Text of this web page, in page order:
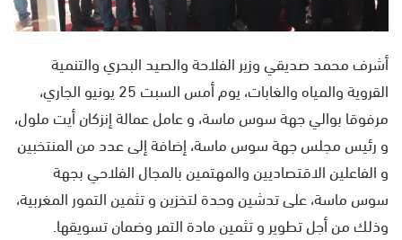
ر
ن
ي
أشرف محمد صديقي وزير الفلاحة والصيد البحري والتنمية
القروية والمياه والغابات، يوم أمس السبت 25 يونيو الجاري،
مرفوقا بوالي جهة سوس ماسة، و عامل عمالة إنزكان أيت ملول،
و رئيس مجلس جهة سوس ماسة، إضافة إلى عدد من المنتخبين
و الفاعلين الاقتصاديين والمهتمين بالمجال الفلاحي بجهة
سوس ماسة، على تدشين وحدة لتخزين و تثمين التمور المغربية،
وذلك من أجل تطوير و تثمين مادة التمر وضمان تسويقها.